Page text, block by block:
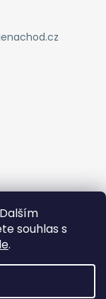
souhlas s
.